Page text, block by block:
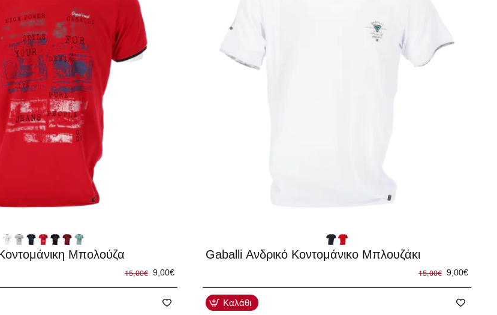
Μπολούζα
9,00€
15,00€
Gaballi Ανδρικό Κοντομάνικο Μπλουζάκι
9,00€
15,00€
Καλάθι